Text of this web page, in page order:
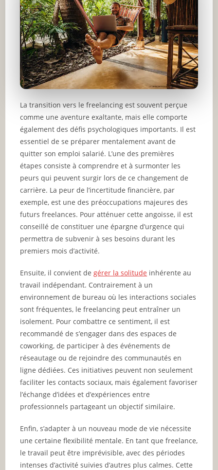
La transition vers le freelancing est souvent perçue
comme une aventure exaltante, mais elle comporte
également des défis psychologiques importants. Il est
essentiel de se préparer mentalement avant de
quitter son emploi salarié. L’une des premières
étapes consiste à comprendre et à surmonter les
peurs qui peuvent surgir lors de ce changement de
carrière. La peur de l’incertitude financière, par
exemple, est une des préoccupations majeures des
futurs freelances. Pour atténuer cette angoisse, il est
conseillé de constituer une épargne d’urgence qui
permettra de subvenir à ses besoins durant les
premiers mois d’activité.
Ensuite, il convient de gérer la solitude inhérente au
travail indépendant. Contrairement à un
environnement de bureau où les interactions sociales
sont fréquentes, le freelancing peut entraîner un
isolement. Pour combattre ce sentiment, il est
recommandé de s’engager dans des espaces de
coworking, de participer à des événements de
réseautage ou de rejoindre des communautés en
ligne dédiées. Ces initiatives peuvent non seulement
faciliter les contacts sociaux, mais également favoriser
l’échange d’idées et d’expériences entre
professionnels partageant un objectif similaire.
Enfin, s’adapter à un nouveau mode de vie nécessite
une certaine flexibilité mentale. En tant que freelance,
le travail peut être imprévisible, avec des périodes
intenses d’activité suivies d’autres plus calmes. Cette